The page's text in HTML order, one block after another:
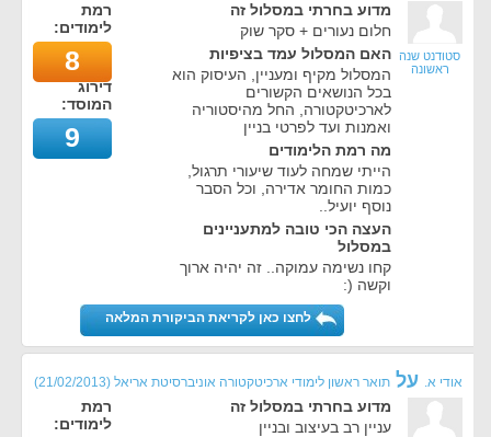
סטודנט שנה
ראשונה
מדוע בחרתי במסלול זה
חלום נעורים + סקר שוק
האם המסלול עמד בציפיות
המסלול מקיף ומעניין, העיסוק הוא
בכל הנושאים הקשורים
לארכיטקטורה, החל מהיסטוריה
ואמנות ועד לפרטי בניין
מה רמת הלימודים
הייתי שמחה לעוד שיעורי תרגול,
כמות החומר אדירה, וכל הסבר
נוסף יועיל..
העצה הכי טובה למתעניינים
במסלול
קחו נשימה עמוקה.. זה יהיה ארוך
וקשה (:
רמת
לימודים:
8
דירוג
המוסד:
9
לחצו כאן לקריאת הביקורת המלאה
אודי א. על תואר ראשון לימודי ארכיטקטורה אוניברסיטת אריאל (
21/02/2013
)
מדוע בחרתי במסלול זה
עניין רב בעיצוב ובניין
רמת
לימודים: